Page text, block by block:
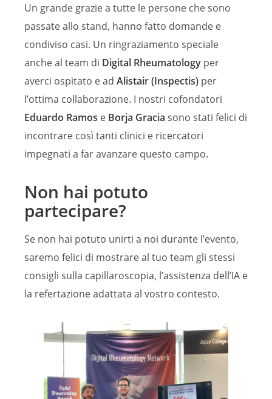
Un grande grazie a tutte le persone che sono
passate allo stand, hanno fatto domande e
condiviso casi. Un ringraziamento speciale
anche al team di Digital Rheumatology per
averci ospitato e ad Alistair (Inspectis) per
l’ottima collaborazione. I nostri cofondatori
Eduardo Ramos e Borja Gracia sono stati felici di
incontrare così tanti clinici e ricercatori
impegnati a far avanzare questo campo.
Non hai potuto
partecipare?
Se non hai potuto unirti a noi durante l’evento,
saremo felici di mostrare al tuo team gli stessi
consigli sulla capillaroscopia, l’assistenza dell’IA e
la refertazione adattata al vostro contesto.